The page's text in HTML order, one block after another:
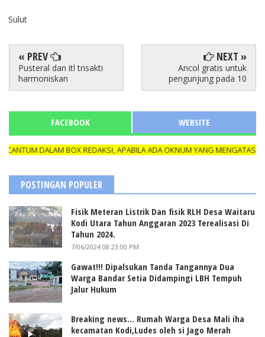
Sulut
« PREV
Pusteral dan itl trisakti
harmoniskan
NEXT »
Ancol gratis untuk
pengunjung pada 10
FACEBOOK WEBSITE
DALAM BOX REDAKSI, APABILA ADA OKNUM YANG MENGATAS
POSTINGAN POPULER
Fisik Meteran Listrik Dan fisik RLH Desa Waitaru
Kodi Utara Tahun Anggaran 2023 Terealisasi Di
Tahun 2024.
7/06/2024 08:23:00 PM
Gawat!!! Dipalsukan Tanda Tangannya Dua
Warga Bandar Setia Didampingi LBH Tempuh
Jalur Hukum
Breaking news... Rumah Warga Desa Mali iha
kecamatan Kodi,Ludes oleh si Jago Merah